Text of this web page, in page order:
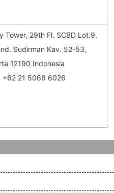
Tower, 29th Fl. SCBD Lot.9,
Sudirman Kav. 52-53,
12190 Indonesia
+62 21 5066 6026